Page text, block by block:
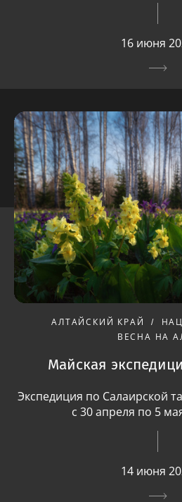
16 июня
АЛТАЙСКИЙ КРАЙ
ВЕСНА НА
Майская
Экспедиция по Салаирской
с 30 апреля по 5
14 июня